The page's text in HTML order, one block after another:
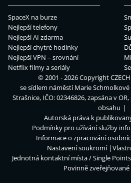
SpaceX na burze
Nejlepší telefony
Nejlepší AI zdarma
Nejlepší chytré hodinky
Nejlepší VPN – srovnání
Netflix filmy a seriály
© 2001 - 2026 Copyright
se sídlem náměstí Marie Schmolkové
Strašnice, IČO: 02346826, zapsána v
obsahu
Autorská práva k
Podmínky pro užívání služby
Informace o zpracování
Nastavení soukromí
Jednotná kontaktní místa / Single
Povinně